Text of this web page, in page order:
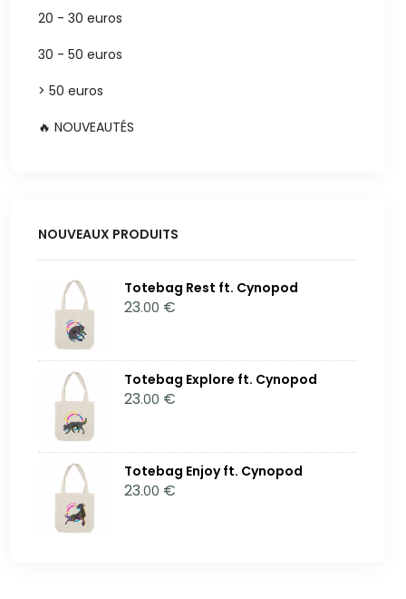
20 - 30 euros
30 - 50 euros
> 50 euros
🔥 NOUVEAUTÉS
NOUVEAUX PRODUITS
Totebag Rest ft. Cynopod
23.00 €
Totebag Explore ft. Cynopod
23.00 €
Totebag Enjoy ft. Cynopod
23.00 €